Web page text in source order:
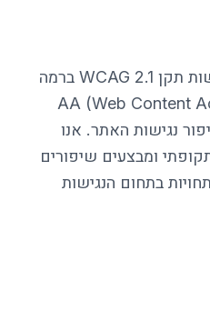
אנו שואפים לעמוד בדרישות תקן WCAG 2.1 ברמה
AA (Web Content
נגישות האתר. אנו
ומבצעים שיפורים
בתחום הנגישות